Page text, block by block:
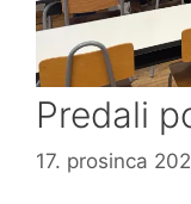
Predali
17. prosinca